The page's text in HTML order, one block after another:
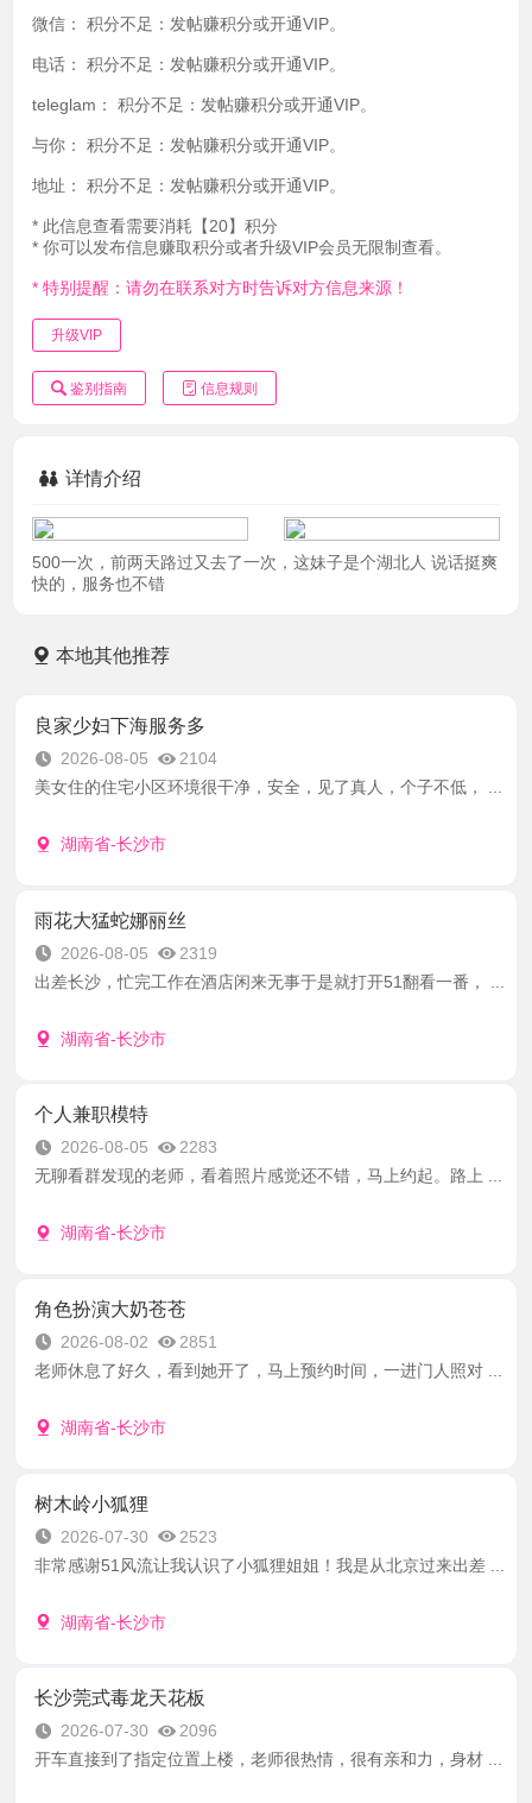
微信： 积分不足：发帖赚积分或开通VIP。
电话： 积分不足：发帖赚积分或开通VIP。
teleglam： 积分不足：发帖赚积分或开通VIP。
与你： 积分不足：发帖赚积分或开通VIP。
地址： 积分不足：发帖赚积分或开通VIP。
* 此信息查看需要消耗【20】积分
* 你可以发布信息赚取积分或者升级VIP会员无限制查看。
* 特别提醒：请勿在联系对方时告诉对方信息来源！
升级VIP
鉴别指南 信息规则
详情介绍
500一次，前两天路过又去了一次，这妹子是个湖北人 说话挺爽
快的，服务也不错
本地其他推荐
良家少妇下海服务多
2026-08-05
2104
美女住的住宅小区环境很干净，安全，见了真人，个子不低， ...
湖南省-长沙市
雨花大猛蛇娜丽丝
2026-08-05
2319
出差长沙，忙完工作在酒店闲来无事于是就打开51翻看一番， ...
湖南省-长沙市
个人兼职模特
2026-08-05
2283
无聊看群发现的老师，看着照片感觉还不错，马上约起。路上 ...
湖南省-长沙市
角色扮演大奶苍苍
2026-08-02
2851
老师休息了好久，看到她开了，马上预约时间，一进门人照对 ...
湖南省-长沙市
树木岭小狐狸
2026-07-30
2523
非常感谢51风流让我认识了小狐狸姐姐！我是从北京过来出差 ...
湖南省-长沙市
长沙莞式毒龙天花板
2026-07-30
2096
开车直接到了指定位置上楼，老师很热情，很有亲和力，身材 ...